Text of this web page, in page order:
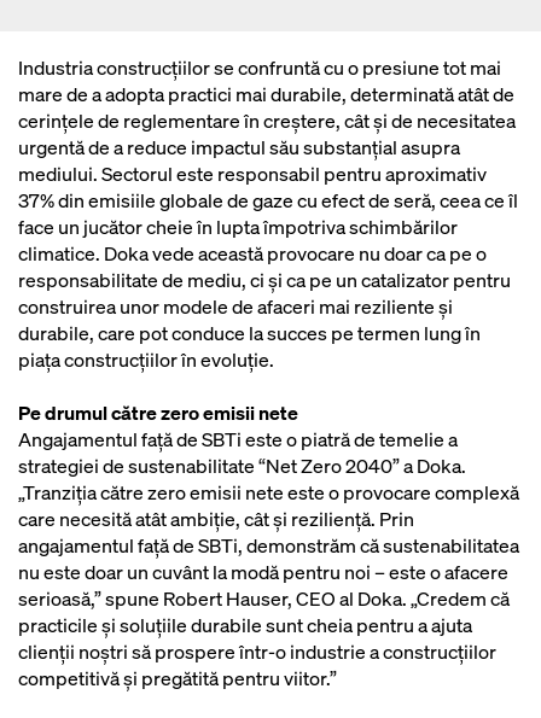
Industria construcțiilor se confruntă cu o presiune tot mai
mare de a adopta practici mai durabile, determinată atât de
cerințele de reglementare în creștere, cât și de necesitatea
urgentă de a reduce impactul său substanțial asupra
mediului. Sectorul este responsabil pentru aproximativ
37% din emisiile globale de gaze cu efect de seră, ceea ce îl
face un jucător cheie în lupta împotriva schimbărilor
climatice. Doka vede această provocare nu doar ca pe o
responsabilitate de mediu, ci și ca pe un catalizator pentru
construirea unor modele de afaceri mai reziliente și
durabile, care pot conduce la succes pe termen lung în
piața construcțiilor în evoluție.
Pe drumul către zero emisii nete
Angajamentul față de SBTi este o piatră de temelie a
strategiei de sustenabilitate “Net Zero 2040” a Doka.
„Tranziția către zero emisii nete este o provocare complexă
care necesită atât ambiție, cât și reziliență. Prin
angajamentul față de SBTi, demonstrăm că sustenabilitatea
nu este doar un cuvânt la modă pentru noi – este o afacere
serioasă,” spune Robert Hauser, CEO al Doka. „Credem că
practicile și soluțiile durabile sunt cheia pentru a ajuta
clienții noștri să prospere într-o industrie a construcțiilor
competitivă și pregătită pentru viitor.”